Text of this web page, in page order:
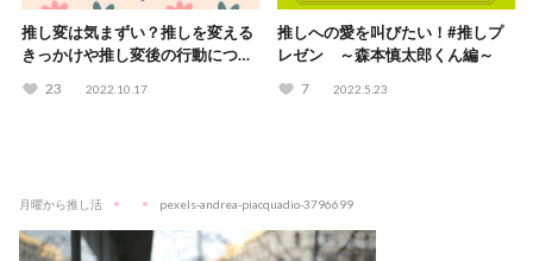
推し変は気まずい？推しを変える
きっかけや推し変後の行動につい
23 2022.10.17
推しへの愛を叫びたい！#推しプ
レゼン ～森本慎太郎くん編～
7 2022.5.23
月曜から推し活 pexels-andrea-piacquadio-3796699